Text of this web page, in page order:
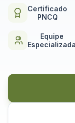
Certificado
PNCQ
Equipe
Especializada